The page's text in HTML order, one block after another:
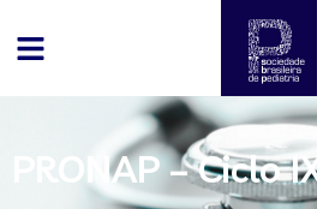
PRONAP – Ciclo